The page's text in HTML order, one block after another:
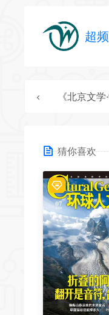
超频
《北京文学·
猜你喜欢